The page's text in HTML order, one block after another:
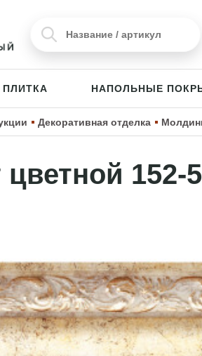
ПЛИТКА НАПОЛЬНЫЕ
Декоративная отделка
152-